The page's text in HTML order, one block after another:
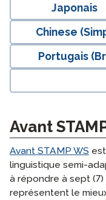
Japonais
Chinese
Portugais
Avant
Avant STAMP WS
linguistique semi-
à répondre à sept
représentent le